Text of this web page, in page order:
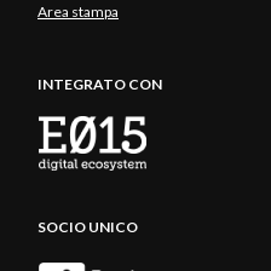
Area stampa
INTEGRATO CON
SOCIO UNICO